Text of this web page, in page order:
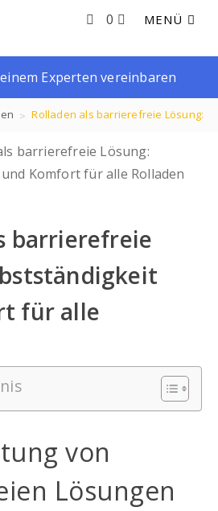
MENÜ
0
Experten vereinbaren
Rolladen als barrierefreie Lösung:
für alle
barrierefreie
für alle
von
Lösungen